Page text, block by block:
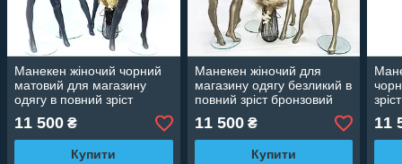
Манекен жіночий чорний
матовий для магазину
одягу в повний зріст
11 500 ₴
Купити
Манекен жіночий для
магазину одягу безликий в
повний зріст бронзовий
11 500₴
Купити
11